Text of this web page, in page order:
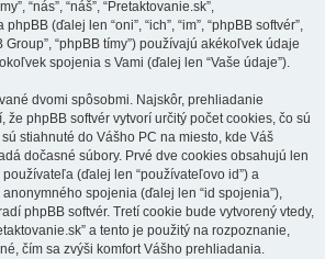
“nás”, “náš”, “Pretaktovanie.sk”,
(ďalej len “oni”, “ich”, “im”, “phpBB softvér”,
Group”, “phpBB tímy”) používajú akékoľvek údaje
spojenia s Vami (ďalej len “Vaše údaje”).
dvomi spôsobmi. Najskôr, prehliadanie
že phpBB softvér vytvorí určitý počet cookies, čo sú
stiahnuté do Vášho PC na miesto, kde Váš
dočasné súbory. Prvé dve cookies obsahujú len
(ďalej len “používateľovo id”) a
spojenia (ďalej len “id spojenia”),
phpBB softvér. Tretí cookie bude vytvorený vtedy,
a tento je použitý na rozpoznanie,
čím sa zvýši komfort Vášho prehliadania.